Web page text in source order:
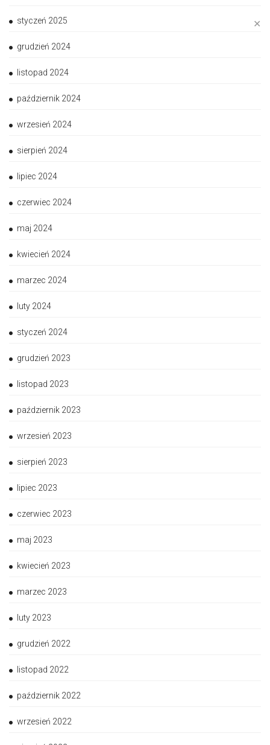
✕
styczeń 2025
grudzień 2024
listopad 2024
październik 2024
wrzesień 2024
sierpień 2024
lipiec 2024
czerwiec 2024
maj 2024
kwiecień 2024
marzec 2024
luty 2024
styczeń 2024
grudzień 2023
listopad 2023
październik 2023
wrzesień 2023
sierpień 2023
lipiec 2023
czerwiec 2023
maj 2023
kwiecień 2023
marzec 2023
luty 2023
grudzień 2022
listopad 2022
październik 2022
wrzesień 2022